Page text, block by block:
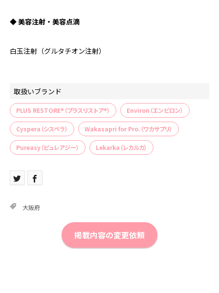
◆ 美容注射・美容点滴
白玉注射（グルタチオン注射）
取扱いブランド
PLUS RESTORE®（プラスリストア®） Environ（エンビロン）
Cyspera（シスペラ） Wakasapri for Pro.（ワカサプリ）
Pureasy（ピュレアジー） Lekarka（レカルカ）
大阪府
掲載内容の変更依頼